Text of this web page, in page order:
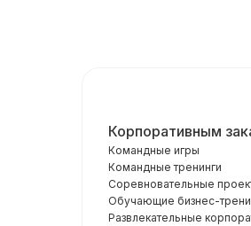
Корпоративным
Командные игры
Командные тренинги
Соревновательные
Обучающие бизнес-
Развлекательные